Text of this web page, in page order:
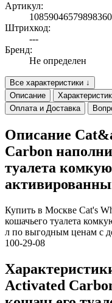
Артикул:
Штрихкод:
---
Бренд:
Не определен
Все характеристики ↓
Описание
Оплата и Доставка
Описание
Carbon
туалета
Купить в Москве Cat's
кошачьего туалета
л по выгодным ценам с
100-29-08
Activated